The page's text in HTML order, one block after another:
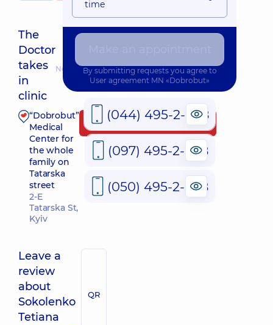
The
Doctor
takes
in
clinic
Nearest pickup time: 30.08.2026 9:00
“Dobrobut”
Medical
Center for
the whole
family on
Tatarska
street
2-E
Tatarska St,
Kyiv
Make an appointment
Leave a
review
about
Sokolenko
Tetiana
QR
time
By submitting requests you agree to
User agreement MN «Dobrobut»
(044) 495-2-888
(097) 495-2-888
(050) 495-2-888